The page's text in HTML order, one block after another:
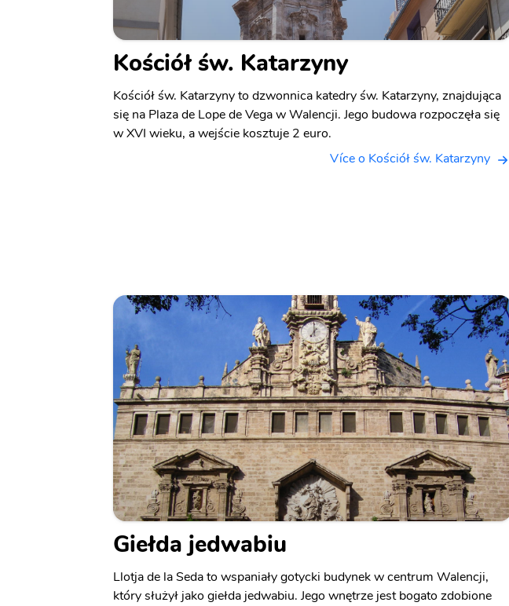
Kościół św. Katarzyny
Kościół św. Katarzyny to dzwonnica katedry św. Katarzyny, znajdująca
się na Plaza de Lope de Vega w Walencji. Jego budowa rozpoczęła się
w XVI wieku, a wejście kosztuje 2 euro.
Více o Kościół św. Katarzyny
Giełda jedwabiu
Llotja de la Seda to wspaniały gotycki budynek w centrum Walencji,
który służył jako giełda jedwabiu. Jego wnętrze jest bogato zdobione